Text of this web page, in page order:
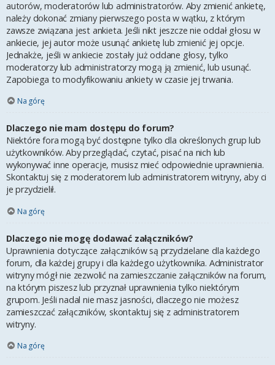
autorów, moderatorów lub administratorów. Aby zmienić ankietę,
należy dokonać zmiany pierwszego posta w wątku, z którym
zawsze związana jest ankieta. Jeśli nikt jeszcze nie oddał głosu w
ankiecie, jej autor może usunąć ankietę lub zmienić jej opcje.
Jednakże, jeśli w ankiecie zostały już oddane głosy, tylko
moderatorzy lub administratorzy mogą ją zmienić, lub usunąć.
Zapobiega to modyfikowaniu ankiety w czasie jej trwania.
Na górę
Dlaczego nie mam dostępu do forum?
Niektóre fora mogą być dostępne tylko dla określonych grup lub
użytkowników. Aby przeglądać, czytać, pisać na nich lub
wykonywać inne operacje, musisz mieć odpowiednie uprawnienia.
Skontaktuj się z moderatorem lub administratorem witryny, aby ci
je przydzielił.
Na górę
Dlaczego nie mogę dodawać załączników?
Uprawnienia dotyczące załączników są przydzielane dla każdego
forum, dla każdej grupy i dla każdego użytkownika. Administrator
witryny mógł nie zezwolić na zamieszczanie załączników na forum,
na którym piszesz lub przyznał uprawnienia tylko niektórym
grupom. Jeśli nadal nie masz jasności, dlaczego nie możesz
zamieszczać załączników, skontaktuj się z administratorem
witryny.
Na górę